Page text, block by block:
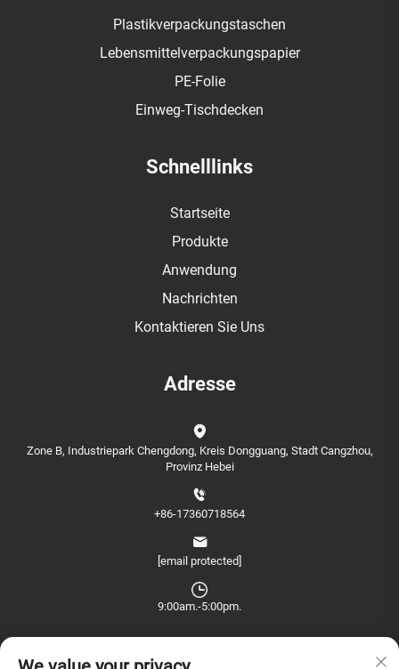
Plastikverpackungstaschen
Lebensmittelverpackungspapier
PE-Folie
Einweg-Tischdecken
Schnelllinks
Startseite
Produkte
Anwendung
Nachrichten
Kontaktieren Sie Uns
Adresse
Zone B, Industriepark Chengdong, Kreis Dongguang, Stadt Cangzhou,
Provinz Hebei
+86-17360718564
[email protected]
9:00am.-5:00pm.